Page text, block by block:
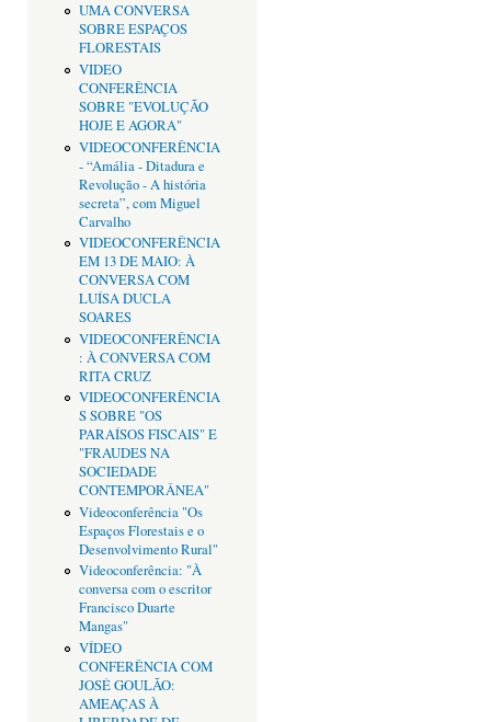
UMA CONVERSA
SOBRE ESPAÇOS
FLORESTAIS
VIDEO
CONFERÊNCIA
SOBRE "EVOLUÇÃO
HOJE E AGORA"
VIDEOCONFERÊNCIA
- “Amália - Ditadura e
Revolução - A história
secreta”, com Miguel
Carvalho
VIDEOCONFERÊNCIA
EM 13 DE MAIO: À
CONVERSA COM
LUÍSA DUCLA
SOARES
VIDEOCONFERÊNCIA
: À CONVERSA COM
RITA CRUZ
VIDEOCONFERÊNCIA
S SOBRE "OS
PARAÍSOS FISCAIS" E
"FRAUDES NA
SOCIEDADE
CONTEMPORÂNEA"
Videoconferência "Os
Espaços Florestais e o
Desenvolvimento Rural"
Videoconferência: "À
conversa com o escritor
Francisco Duarte
Mangas"
VÍDEO
CONFERÊNCIA COM
JOSÉ GOULÃO:
AMEAÇAS À